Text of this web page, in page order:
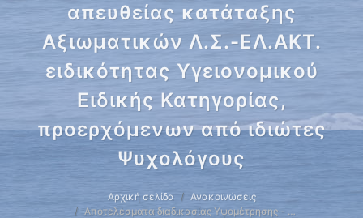
απευθείας κατάταξης
Αξιωματικών Λ.Σ.-ΕΛ.ΑΚΤ.
ειδικότητας Υγειονομικού
Ειδικής Κατηγορίας,
προερχόμενων από ιδιώτες
Ψυχολόγους
Αρχική σελίδα
Ανακοινώσεις
Αποτελέσματα διαδικασίας Υψομέτρησης - …